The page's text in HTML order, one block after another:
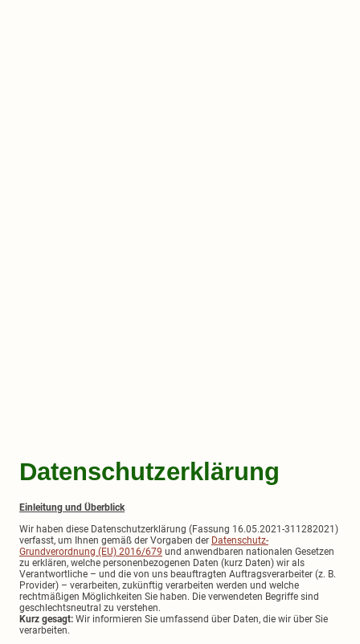
Datenschutzerklärung
Einleitung und Überblick
Wir haben diese Datenschutzerklärung (Fassung 16.05.2021-311282021)
verfasst, um Ihnen gemäß der Vorgaben der Datenschutz-
Grundverordnung (EU) 2016/679 und anwendbaren nationalen Gesetzen
zu erklären, welche personenbezogenen Daten (kurz Daten) wir als
Verantwortliche – und die von uns beauftragten Auftragsverarbeiter (z. B.
Provider) – verarbeiten, zukünftig verarbeiten werden und welche
rechtmäßigen Möglichkeiten Sie haben. Die verwendeten Begriffe sind
geschlechtsneutral zu verstehen.
Kurz gesagt: Wir informieren Sie umfassend über Daten, die wir über Sie
verarbeiten.